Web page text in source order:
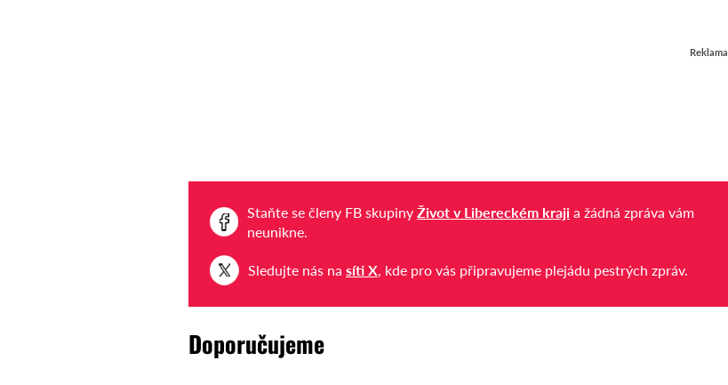
Reklama
Staňte se členy FB skupinyŽivot v Libereckém kraji a žádná zpráva vám
neunikne.
Sledujte nás nasíti X , kde pro vás připravujeme plejádu pestrých zpráv.
Doporučujeme